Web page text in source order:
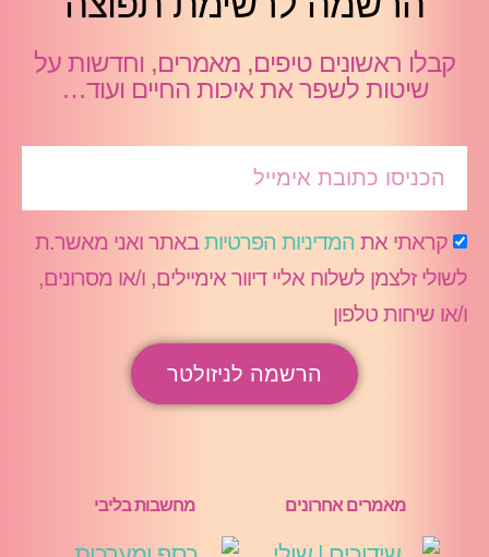
קבלו ראשונים טיפים, מאמרים, וחדשות על
שיטות לשפר את איכות החיים ועוד…
קראתי את המדיניות הפרטיותבאתר ואני מאשר.ת
לשולי זלצמן לשלוח אליי דיוור אימיילים, ו/או מסרונים,
ו/או שיחות טלפון
הרשמה לניזולטר
מאמרים אחרונים מחשבות בליבי